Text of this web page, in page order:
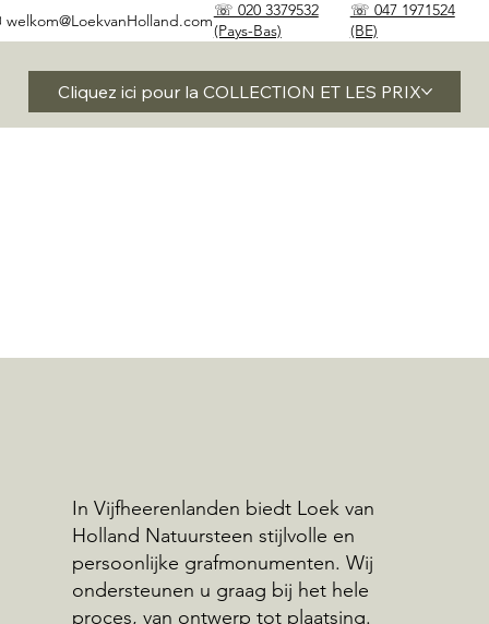
☏ 020 3379532
(Pays-Bas)
☏ 047 1971524
(BE)
welkom@LoekvanHolland.com
Cliquez ici pour la COLLECTION ET LES PRIX
In Vijfheerenlanden biedt Loek van
Holland Natuursteen stijlvolle en
persoonlijke grafmonumenten. Wij
ondersteunen u graag bij het hele
proces, van ontwerp tot plaatsing.